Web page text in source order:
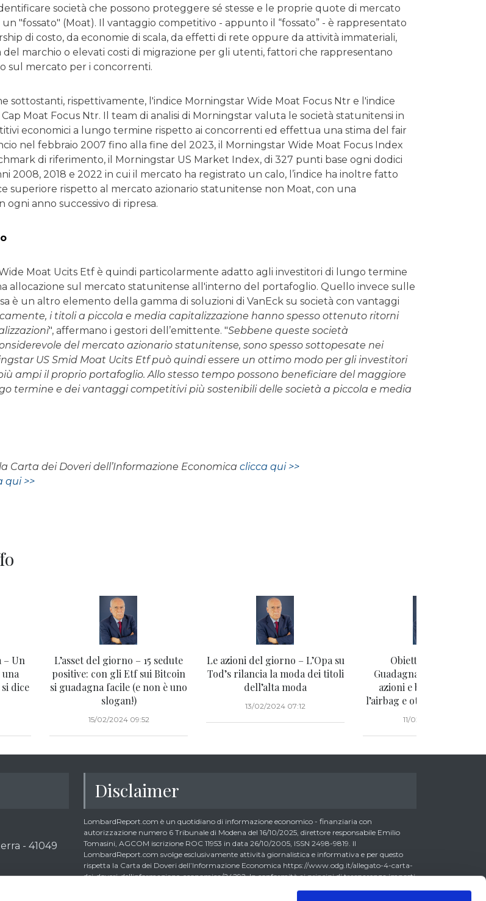
società che possono proteggere sé stesse e le proprie quote di mercato
"fossato" (Moat). Il vantaggio competitivo - appunto il “fossato” - è rappresentato
di costo, da economie di scala, da effetti di rete oppure da attività immateriali,
marchio o elevati costi di migrazione per gli utenti, fattori che rappresentano
sul mercato per i concorrenti.
sottostanti, rispettivamente, l'indice Morningstar Wide Moat Focus Ntr e l'indice
Moat Focus Ntr. Il team di analisi di Morningstar valuta le società statunitensi in
economici a lungo termine rispetto ai concorrenti ed effettua una stima del fair
nel febbraio 2007 fino alla fine del 2023, il Morningstar Wide Moat Focus Index
di riferimento, il Morningstar US Market Index, di 327 punti base ogni dodici
2008, 2018 e 2022 in cui il mercato ha registrato un calo, l’indice ha inoltre fatto
superiore rispetto al mercato azionario statunitense non Moat, con una
anno successivo di ripresa.
Moat Ucits Etf è quindi particolarmente adatto agli investitori di lungo termine
allocazione sul mercato statunitense all'interno del portafoglio. Quello invece sulle
è un altro elemento della gamma di soluzioni di VanEck su società con vantaggi
i titoli a piccola e media capitalizzazione hanno spesso ottenuto ritorni
", affermano i gestori dell’emittente. "Sebbene queste società
del mercato azionario statunitense, sono spesso sottopesate nei
US Smid Moat Ucits Etf può quindi essere un ottimo modo per gli investitori
ampi il proprio portafoglio. Allo stesso tempo possono beneficiare del maggiore
termine e dei vantaggi competitivi più sostenibili delle società a piccola e media
Carta dei Doveri dell’Informazione Economicaclicca qui >>
qui >>
– Un
dice
L’asset del giorno – 15 sedute
positive: con gli Etf sui Bitcoin
si guadagna facile (e non è uno
slogan!)
15/02/2024 09:52
Le azioni del giorno – L’Opa su
Tod’s rilancia la moda dei titoli
dell’alta moda
13/02/2024 07:12
Obiettivo reddito –
Guadagnare due volte
azioni e bond, mettendo
l’airbag e ottimizzando il
11/02/2024 08:15
- 41049
Disclaimer
LombardReport.com è un quotidiano di informazione economico - finanziaria con
autorizzazione numero 6 Tribunale di Modena del 16/10/2025, direttore responsabile Emilio
Tomasini, AGCOM iscrizione ROC 11953 in data 26/10/2005, ISSN 2498-9819. Il
LombardReport.com svolge esclusivamente attività giornalistica e informativa e per questo
rispetta la Carta dei Doveri dell’Informazione Economica https://www.odg.it/allegato-4-carta-
dei-doveri-dellinformazione-economica/24292. In conformità ai principi di trasparenza imposti